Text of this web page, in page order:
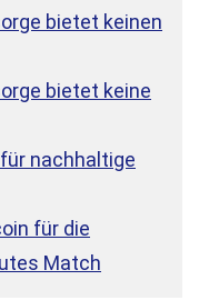
bietet keinen
bietet keine
nachhaltige
für die
Match